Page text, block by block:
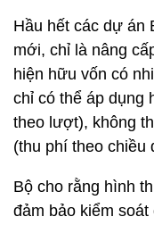
Hầu hết các dự án
mới, chỉ là nâng
hiện hữu vốn có
chỉ có thể áp dụng
theo lượt), không
(thu phí theo chiều
Bộ cho rằng hình
đảm bảo kiểm